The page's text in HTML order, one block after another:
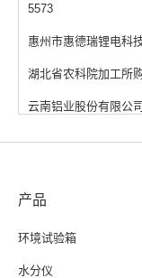
5573
惠州市惠德瑞锂电科
湖北省农科院加工所
云南铝业股份有限公
产品
环境试验箱
水分仪